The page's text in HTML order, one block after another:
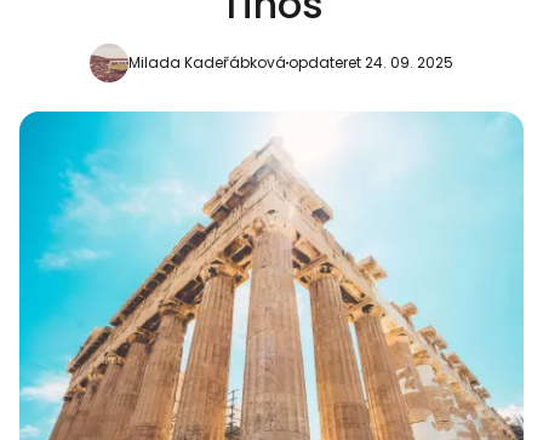
Milada Kadeřábkováopdateret 24. 09. 2025
Fortsæt med Google
Fortsæt med Facebook
Fortsæt med e-mail